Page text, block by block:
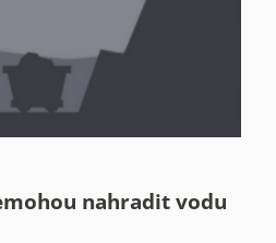
nahradit vodu